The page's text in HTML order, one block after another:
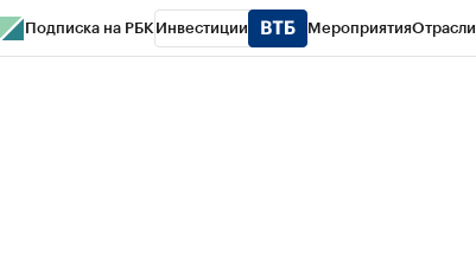
Подписка на РБК Инвестиции МероприятияОтрасли